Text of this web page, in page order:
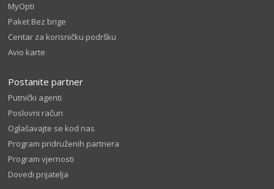
MyOpti
Paket Bez brige
Centar za korisničku podršku
Avio karte
Postanite partner
Putnički agenti
Poslovni račun
Oglašavajte se kod nas
Program pridruženih partnera
Program vjernosti
Dovedi prijatelja